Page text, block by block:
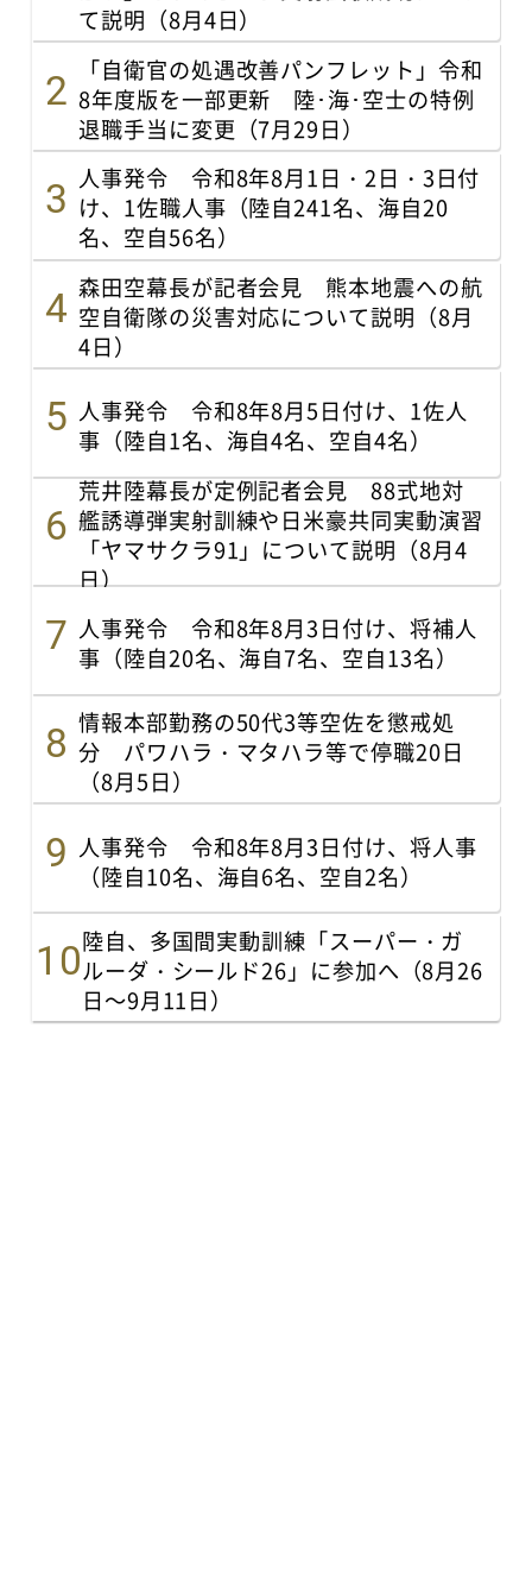
て説明（8月4日）
「自衛官の処遇改善パンフレット」令和
8年度版を一部更新 陸･海･空士の特例
退職手当に変更（7月29日）
人事発令 令和8年8月1日・2日・3日付
け、1佐職人事（陸自241名、海自20
名、空自56名）
森田空幕長が記者会見 熊本地震への航
空自衛隊の災害対応について説明（8月
4日）
人事発令 令和8年8月5日付け、1佐人
事（陸自1名、海自4名、空自4名）
荒井陸幕長が定例記者会見 88式地対
艦誘導弾実射訓練や日米豪共同実動演習
「ヤマサクラ91」について説明（8月4
日）
人事発令 令和8年8月3日付け、将補人
事（陸自20名、海自7名、空自13名）
情報本部勤務の50代3等空佐を懲戒処
分 パワハラ・マタハラ等で停職20日
（8月5日）
人事発令 令和8年8月3日付け、将人事
（陸自10名、海自6名、空自2名）
陸自、多国間実動訓練「スーパー・ガ
ルーダ・シールド26」に参加へ（8月26
日～9月11日）